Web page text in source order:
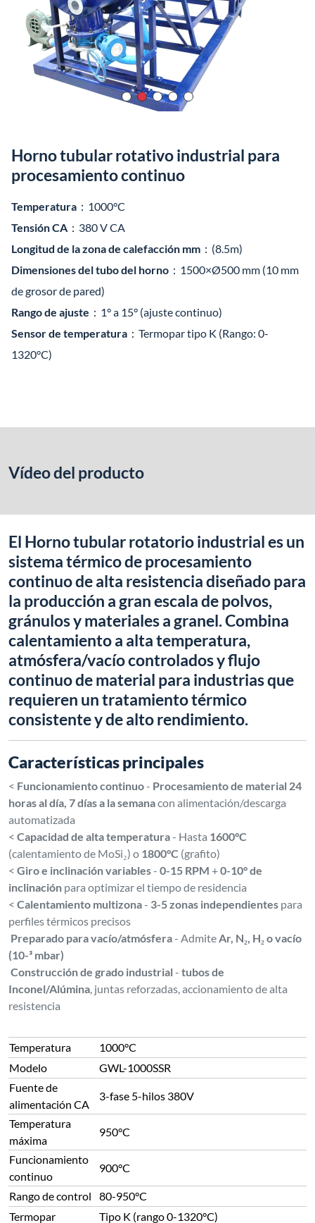
Horno tubular rotativo industrial para
procesamiento continuo
Temperatura ：1000°C
Tensión CA ：380 V CA
Longitud de la zona de calefacción mm ：(8.5m)
Dimensiones del tubo del horno ：1500×Ø500 mm (10 mm
de grosor de pared)
Rango de ajuste ：1° a 15° (ajuste continuo)
Sensor de temperatura ：Termopar tipo K (Rango: 0-
1320°C)
Vídeo del producto
El Horno tubular rotatorio industrial es un
sistema térmico de procesamiento
continuo de alta resistencia diseñado para
la producción a gran escala de polvos,
gránulos y materiales a granel. Combina
calentamiento a alta temperatura,
atmósfera/vacío controlados y flujo
continuo de material para industrias que
requieren un tratamiento térmico
consistente y de alto rendimiento.
Características principales
< Funcionamiento continuo- Procesamiento de material 24
horas al día, 7 días a la semanacon alimentación/descarga
automatizada
< Capacidad de alta temperatura- Hasta 1600°C
(calentamiento de MoSi₂) o 1800°C (grafito)
< Giro e inclinación variables- 0-15 RPM +0-10° de
inclinación para optimizar el tiempo de residencia
< Calentamiento multizona- 3-5 zonas independientes para
perfiles térmicos precisos
Preparado para vacío/atmósfera- AdmiteAr, N₂, H₂ o vacío
(10-³ mbar)
Construcción de grado industrial - tubos de
Inconel/Alúmina, juntas reforzadas, accionamiento de alta
resistencia
Temperatura
1000°C
Modelo
GWL-1000SSR
Fuente de
alimentación CA
3-fase 5-hilos 380V
Temperatura
máxima
950°C
Funcionamiento
continuo
900°C
Rango de control
80-950°C
Termopar
Tipo K (rango 0-1320°C)